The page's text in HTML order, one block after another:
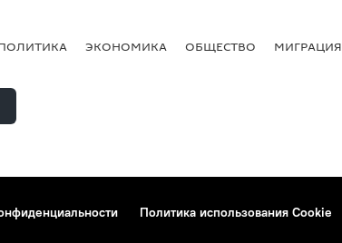
ЭКОНОМИКА ОБЩЕСТВО МИГРАЦИЯ
Политика использования Cookie